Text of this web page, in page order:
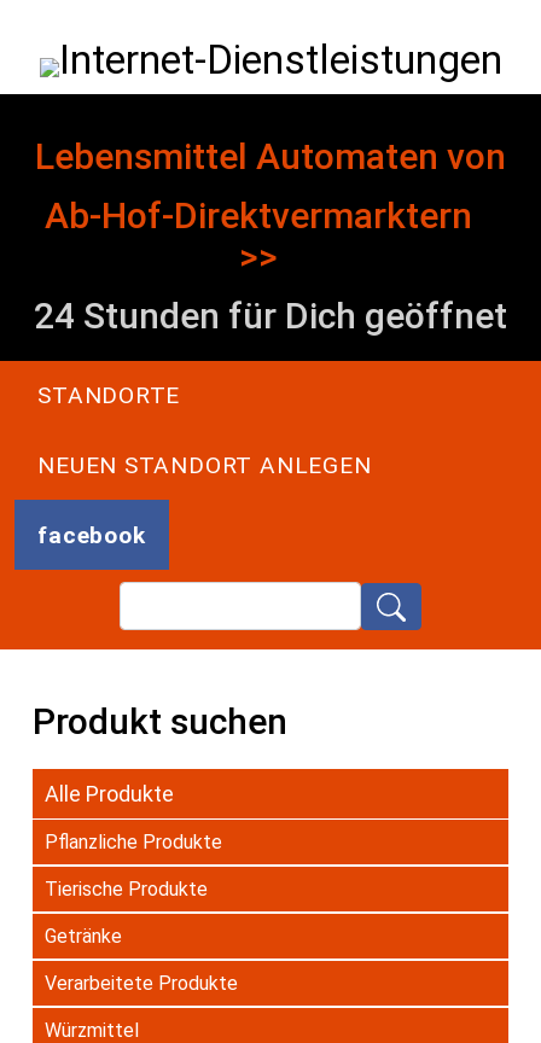
Internet-Dienstleistungen
Lebensmittel Automaten von
Ab-Hof-Direktvermarktern
>>
24 Stunden für Dich geöffnet
STANDORTE
NEUEN STANDORT ANLEGEN
facebook
Search
Produkt suchen
Alle Produkte
Pflanzliche Produkte
Tierische Produkte
Getränke
Verarbeitete Produkte
Würzmittel